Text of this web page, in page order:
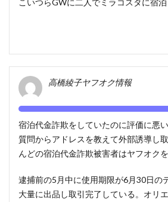
高橋綾子ヤフオク情報
宿泊代金詐欺をしていたのに評価に悪
質問からアドレスを教えて外部誘導し
んどの宿泊代金詐欺被害者はヤフオク
逮捕前の5月中に使用期限が6月30日の
大量に出品し取引完了している。オリ